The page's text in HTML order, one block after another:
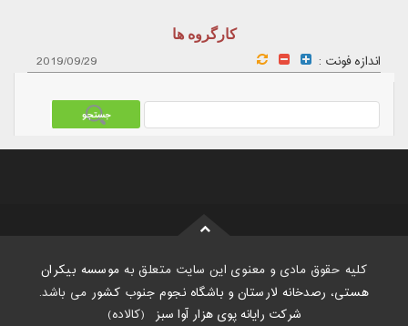
کارگروه ها
اندازه فونت : 2019/09/29
کلیه حقوق مادی و معنوی این سایت متعلق به موسسه بیکران
هستی، رصدخانه لارستان و باشگاه نجوم جنوب کشور می باشد.
شرکت رایانه پوی هزار آوا سبز (کالاده)